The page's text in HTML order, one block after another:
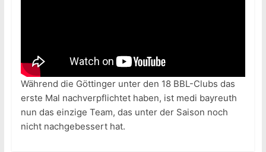
Während die Göttinger unter den 18 BBL-Clubs das
erste Mal nachverpflichtet haben, ist medi bayreuth
nun das einzige Team, das unter der Saison noch
nicht nachgebessert hat.